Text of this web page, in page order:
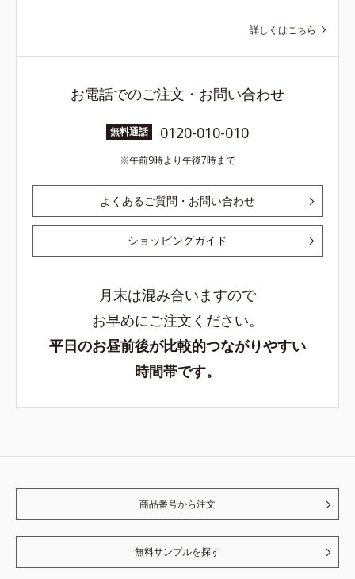
詳しくはこちら
お電話でのご注文・お問い合わせ
無料通話 0120-010-010
午前9時より午後7時まで
よくあるご質問・お問い合わせ
ショッピングガイド
月末は混み合いますので
お早めにご注文ください。
平日のお昼前後が比較的つながりやすい
時間帯です。
商品番号から注文
無料サンプルを探す